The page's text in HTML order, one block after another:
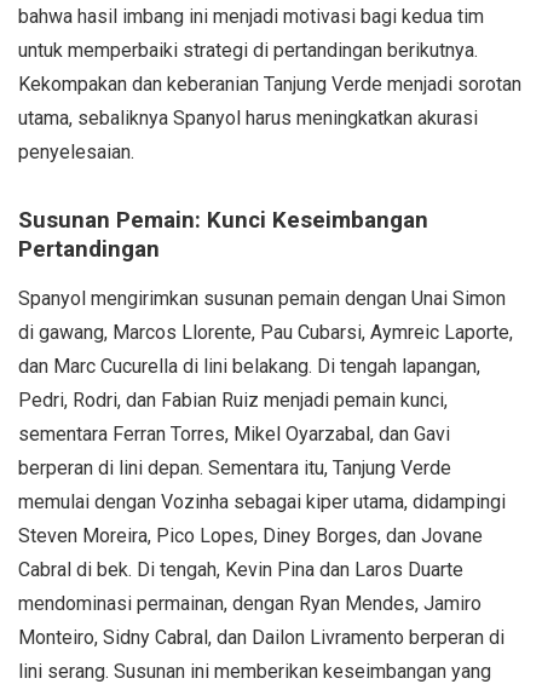
bahwa hasil imbang ini menjadi motivasi bagi kedua tim
untuk memperbaiki strategi di pertandingan berikutnya.
Kekompakan dan keberanian Tanjung Verde menjadi sorotan
utama, sebaliknya Spanyol harus meningkatkan akurasi
penyelesaian.
Susunan Pemain: Kunci Keseimbangan
Pertandingan
Spanyol mengirimkan susunan pemain dengan Unai Simon
di gawang, Marcos Llorente, Pau Cubarsi, Aymreic Laporte,
dan Marc Cucurella di lini belakang. Di tengah lapangan,
Pedri, Rodri, dan Fabian Ruiz menjadi pemain kunci,
sementara Ferran Torres, Mikel Oyarzabal, dan Gavi
berperan di lini depan. Sementara itu, Tanjung Verde
memulai dengan Vozinha sebagai kiper utama, didampingi
Steven Moreira, Pico Lopes, Diney Borges, dan Jovane
Cabral di bek. Di tengah, Kevin Pina dan Laros Duarte
mendominasi permainan, dengan Ryan Mendes, Jamiro
Monteiro, Sidny Cabral, dan Dailon Livramento berperan di
lini serang. Susunan ini memberikan keseimbangan yang